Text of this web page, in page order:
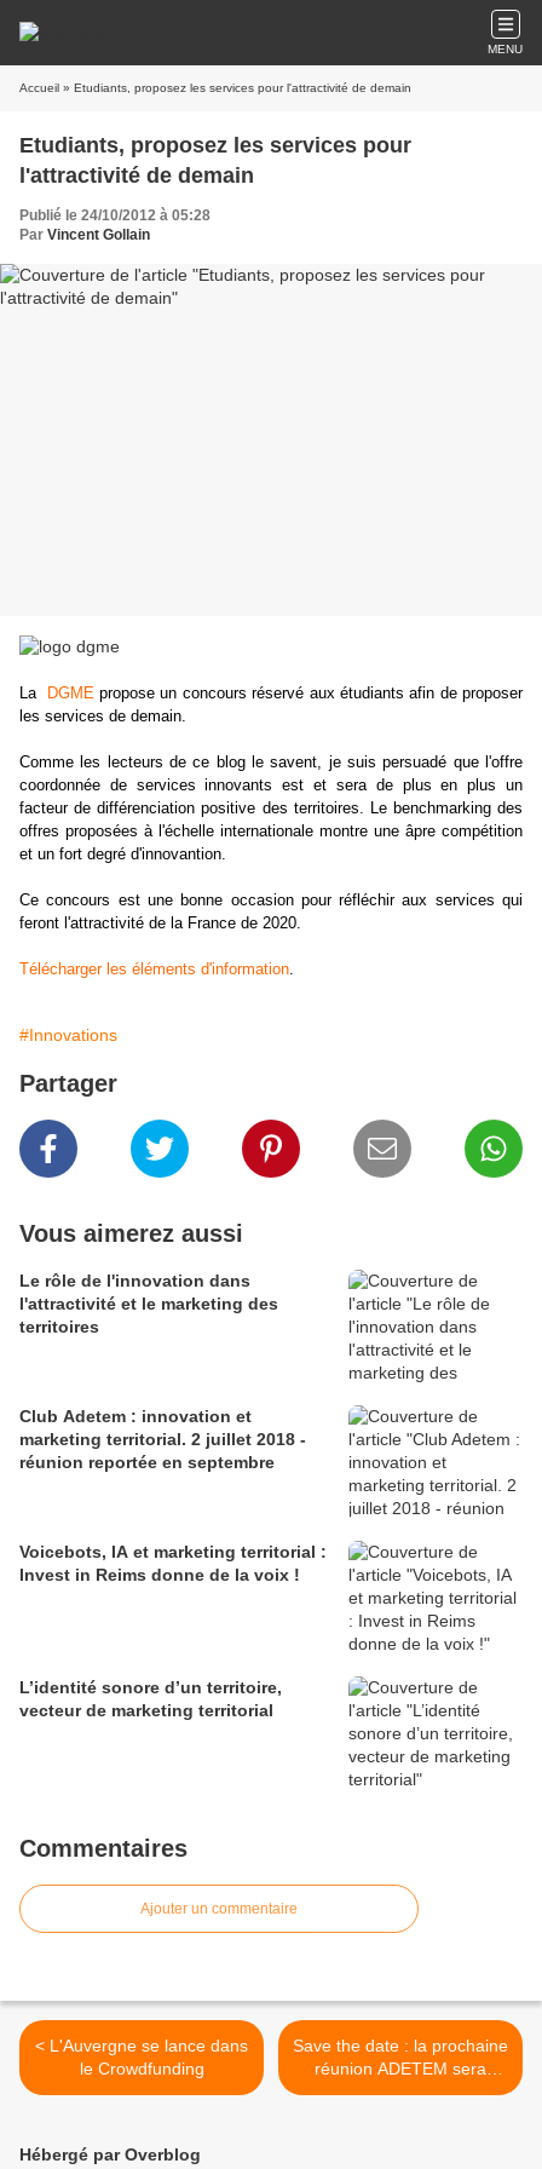
MENU
Accueil » Etudiants, proposez les services pour l'attractivité de demain
Etudiants, proposez les services pour
l'attractivité de demain
Publié le 24/10/2012 à 05:28
Par Vincent Gollain
La DGMEpropose un concours réservé aux étudiants afin de proposer
les services de demain.
Comme les lecteurs de ce blog le savent, je suis persuadé que l'offre
coordonnée de services innovants est et sera de plus en plus un
facteur de différenciation positive des territoires. Le benchmarking des
offres proposées à l'échelle internationale montre une âpre compétition
et un fort degré d'innovantion.
Ce concours est une bonne occasion pour réfléchir aux services qui
feront l'attractivité de la France de 2020.
Télécharger les éléments d'information.
#Innovations
Partager
Vous aimerez aussi
Le rôle de l'innovation dans
l'attractivité et le marketing des
territoires
Club Adetem : innovation et
marketing territorial. 2 juillet 2018 -
réunion reportée en septembre
Voicebots, IA et marketing territorial :
Invest in Reims donne de la voix !
L’identité sonore d’un territoire,
vecteur de marketing territorial
Commentaires
Ajouter un commentaire
< L'Auvergne se lance dans
le Crowdfunding
Save the date : la prochaine
réunion ADETEM sera
Originale ! >
Hébergé par Overblog